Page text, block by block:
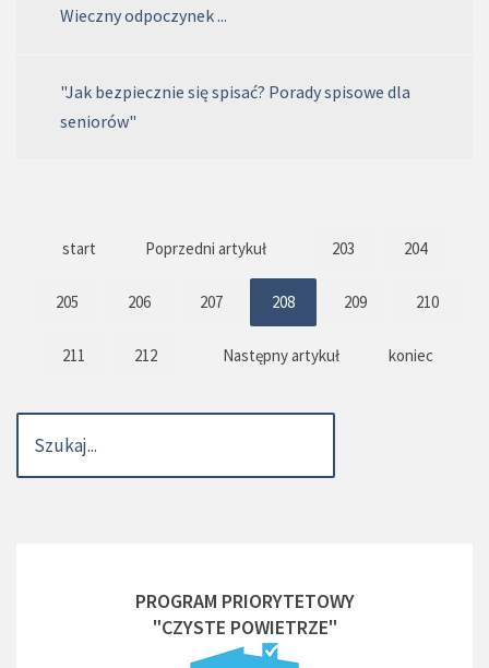
Wieczny odpoczynek ...
"Jak bezpiecznie się spisać? Porady spisowe dla
seniorów"
start Poprzedni artykuł 203 204
205 206 207 208 209 210
211 212 Następny artykuł koniec
PROGRAM PRIORYTETOWY
"CZYSTE POWIETRZE"